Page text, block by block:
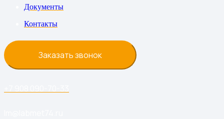
Документы
Контакты
Заказать звонок